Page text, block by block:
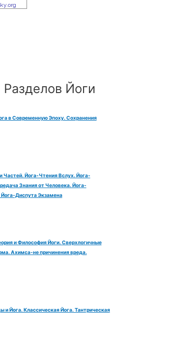
Йоги
в Современную Эпоху. Сохранения
Частей. Йога-Чтения Вслух. Йога-
Знания от Человека. Йога-
Диспута Экзамена
и Философия Йоги. Сверхлогичные
Ахимса-не причинения вреда.
и Йога. Классическая Йога. Тантрическая